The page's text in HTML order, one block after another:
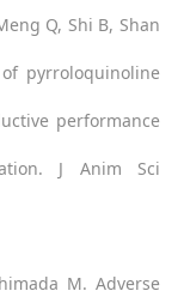
Q, Shi B, Shan
pyrroloquinoline
performance
J Anim Sci
M. Adverse